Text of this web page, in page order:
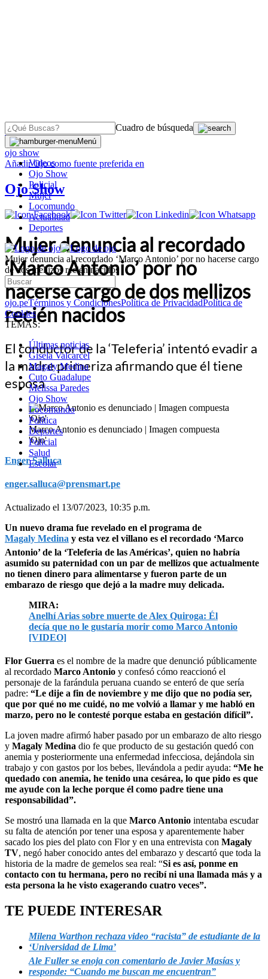
Cuadro de búsqueda
Menú
Videos
Ojo Show
Policial
Mujer
Locomundo
Actualidad
Deportes
Mujer denuncia al recordado ‘Marco Antonio’ por no hacerse cargo
de dos mellizos recién nacidos
ojo.peTérminos y CondicionesPolítica de PrivacidadPolítica de
Cookies
TEMAS:
Últimas noticias
Gisela Valcarcel
Magaly Medina
Cuto Guadalupe
Melissa Paredes
Ojo Show
Locomundo
Política
Deportes
Policial
Salud
Escolar
OJO
ojo show
AñadirOjocomo fuente preferida en
Ojo Show
Mujer denuncia al recordado
‘Marco Antonio’ por no
hacerse cargo de dos mellizos
recién nacidos
El conductor de la ‘Teleferia’ intentó evadir a
la madre primeriza afirmando que él tiene
esposa
Marco Antonio es denunciado | Imagen compuesta
'Ojo'
Enger Salluca
enger.salluca@prensmart.pe
Actualizado el 13/07/2023, 10:35 p.m.
Un nuevo drama fue revelado en el programa de
Magaly Medina y esta vez el villano es el recordado ‘Marco
Antonio’ de la ‘Teleferia de las Américas’, quien no habría
asumido su paternidad con un par de mellizos que actualmente
no tienen dinero para alimentarse y fueron parte de un
embarazo de riesgo que dejó a la madre muy delicada.
MIRA:
Anelhí Arias sobre muerte de Alex Quiroga: Él
decía que no le gustaría morir como Marco Antonio
[VIDEO]
Flor Guerra es el nombre de la madre que denunció públicamente
al recordado Marco Antonio y confesó cómo reaccionó el
personaje de la farándula peruana cuando se enteró de que sería
padre: “Le dije a fin de noviembre y me dijo que no podía ser,
que por qué no me cuidé, no me volvió a llamar y me habló en
marzo, pero no le contesté porque estaba en gestación difícil”.
La joven madre afirmó haber pasado por un embarazo de alto riesgo
y Magaly Medina dio fe que producto de su gestación quedó con
anemia y posteriormente una enfermedad infecciosa, dejándola sin
trabajo y con gastos por los bebes, llevándola a pedir ayuda: “Me he
quedado con anemia, he tenido una cesárea, lo que pido es que
me ayude con la leche porque él como padre tiene una
responsabilidad”.
Se mostró una llamada en la que Marco Antonio intentaba escudar
su falta de atención por tener una esposa y aparentemente haber
sacado los pies del plato con Flor y en una entrevista con Magaly
TV, negó haber conocido antes del embarazo y descartó que toda la
historia de la madre de gemelos sea real: “Si es así, ponme en
contacto con tu hermana, pero no recibí ni una llamada más y a
esta persona la he visto exagerando cuatro veces”.
TE PUEDE INTERESAR
Milena Warthon rechaza video “racista” de estudiante de la
‘Universidad de Lima’
Ale Fuller se enoja con comentario de Javier Masías y
responde: “Cuando me buscan me encuentran”